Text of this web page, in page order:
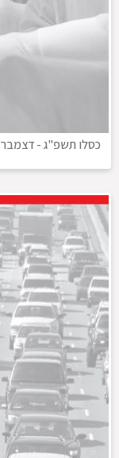
כסלו תשפ"ג-דצמבר 2022